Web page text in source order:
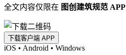
全文内容仅限在 图创建筑规范 APP
下载客户端 APP
iOS • Android • Windows